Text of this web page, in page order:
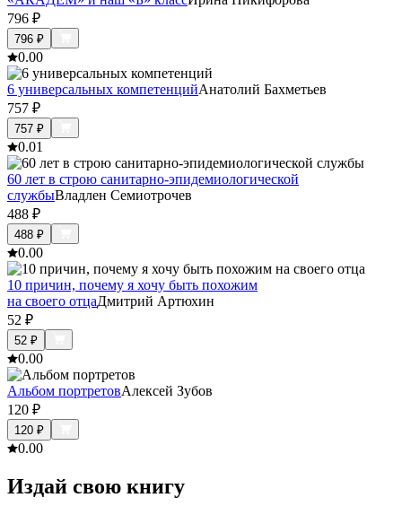
796 ₽
796 ₽
0.00
6 универсальных компетенцийАнатолий Бахметьев
757 ₽
757 ₽
0.01
60 лет в строю санитарно-эпидемиологической
службыВладлен Семиотрочев
488 ₽
488 ₽
0.00
10 причин, почему я хочу быть похожим
на своего отцаДмитрий Артюхин
52 ₽
52 ₽
0.00
Альбом портретовАлексей Зубов
120 ₽
120 ₽
0.00
Издай свою книгу